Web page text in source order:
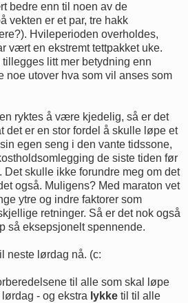
bedre enn til noen av de
vekten er et par, tre hakk
Hvileperioden overholdes,
vært en ekstremt tettpakket uke.
litt mer betydning enn
noe utover hva som vil anses som
ryktes å være kjedelig, så er det
det er en stor fordel å skulle løpe et
egen seng i den vante tidssone,
de siste tiden før
Det skulle ikke forundre meg om det
også. Muligens? Med maraton vet
ytre og indre faktorer som
retninger. Så er det nok også
så eksepsjonelt spennende.
neste lørdag nå. (c:
til alle som skal løpe
- og ekstra lykke til til alle